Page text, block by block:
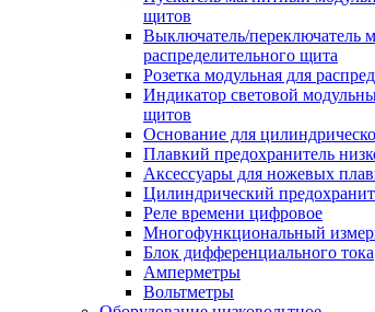
щитов
Выключатель/переключатель
распределительного щита
Розетка модульная для
Индикатор световой
щитов
Основание для
Плавкий предохранитель
Аксессуары для ножевых
Цилиндрический
Реле времени цифровое
Многофункциональный
Блок дифференциального тока
Амперметры
Вольтметры